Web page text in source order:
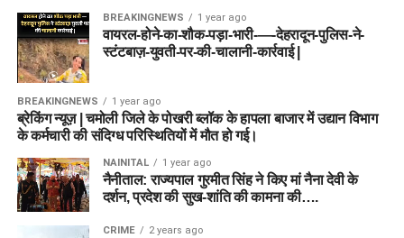
BREAKINGNEWS 1 year ago
वायरल-होने-का-शौक-पड़ा-भारी-—-देहरादून-पुलिस-ने-
स्टंटबाज़-युवती-पर-की-चालानी-कार्रवाई |
BREAKINGNEWS 1 year ago
ब्रेकिंग न्यूज़ | चमोली जिले के पोखरी ब्लॉक के हापला बाजार में उद्यान विभाग
के कर्मचारी की संदिग्ध परिस्थितियों में मौत हो गई।
NAINITAL 1 year ago
नैनीताल: राज्यपाल गुरमीत सिंह ने किए मां नैना देवी के
दर्शन, प्रदेश की सुख-शांति की कामना की….
CRIME 2 years ago